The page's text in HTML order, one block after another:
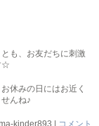
も、お友だちに刺激
☆
休みの日にはお近く
んね♪
kinder893
コメント